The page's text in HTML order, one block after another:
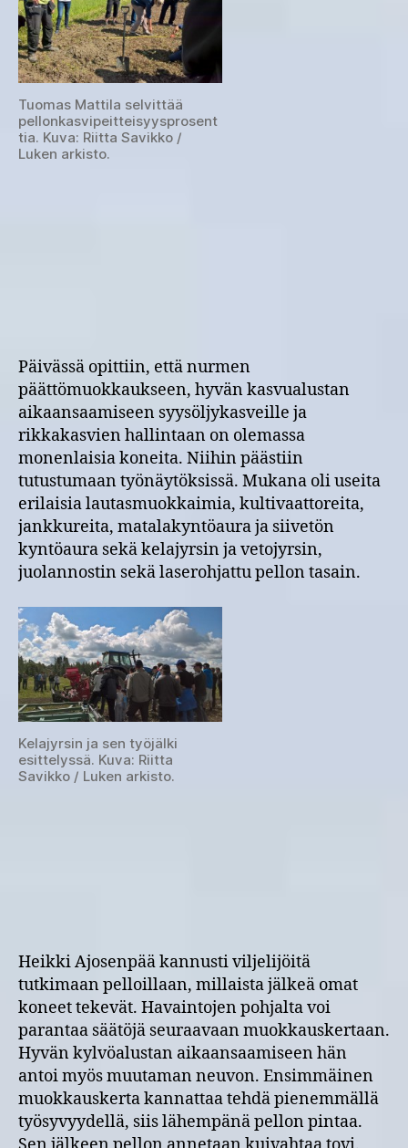
Tuomas Mattila selvittää
pellonkasvipeitteisyysprosent
tia. Kuva: Riitta Savikko /
Luken arkisto.
Päivässä opittiin, että nurmen
päättömuokkaukseen, hyvän kasvualustan
aikaansaamiseen syysöljykasveille ja
rikkakasvien hallintaan on olemassa
monenlaisia koneita. Niihin päästiin
tutustumaan työnäytöksissä. Mukana oli useita
erilaisia lautasmuokkaimia, kultivaattoreita,
jankkureita, matalakyntöaura ja siivetön
kyntöaura sekä kelajyrsin ja vetojyrsin,
juolannostin sekä laserohjattu pellon tasain.
Kelajyrsin ja sen työjälki
esittelyssä. Kuva: Riitta
Savikko / Luken arkisto.
Heikki Ajosenpää kannusti viljelijöitä
tutkimaan pelloillaan, millaista jälkeä omat
koneet tekevät. Havaintojen pohjalta voi
parantaa säätöjä seuraavaan muokkauskertaan.
Hyvän kylvöalustan aikaansaamiseen hän
antoi myös muutaman neuvon. Ensimmäinen
muokkauskerta kannattaa tehdä pienemmällä
työsyvyydellä, siis lähempänä pellon pintaa.